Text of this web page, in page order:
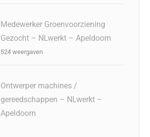
Medewerker Groenvoorziening
Gezocht – NLwerkt – Apeldoorn
524 weergaven
Ontwerper machines /
gereedschappen – NLwerkt –
Apeldoorn